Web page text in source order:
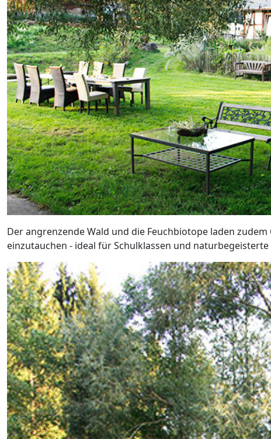
Der angrenzende Wald und die Feuchbiotope laden
einzutauchen - ideal für Schulklassen und